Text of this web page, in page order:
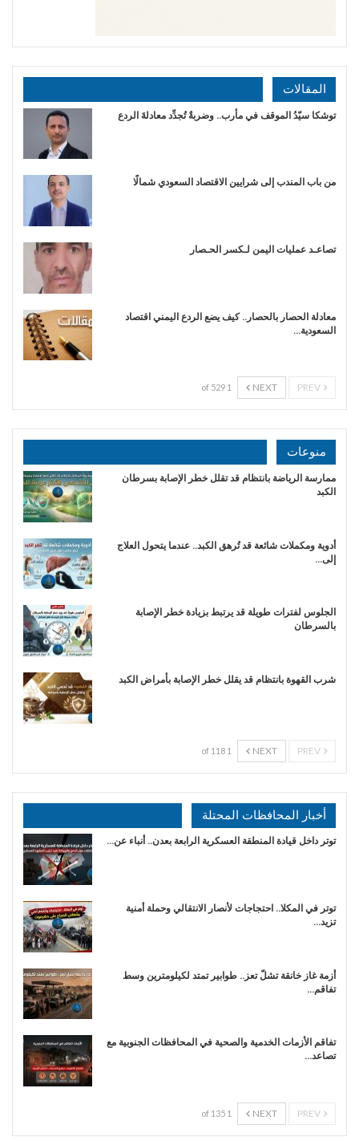
المقالات
توشكا سيّدُ الموقف في مأرب.. وضربةٌ تُجدِّد معادلةَ الردع
من باب المندب إلى شرايين الاقتصاد السعودي شمالًا
تصاعـد عمليات اليمن لـكسر الحـصار
معادلة الحصار بالحصار.. كيف يضع الردع اليمني اقتصاد
السعودية…
NEXT
1 of 529
منوعات
ممارسة الرياضة بانتظام قد تقلل خطر الإصابة بسرطان
الكبد
أدوية ومكملات شائعة قد تُرهق الكبد.. عندما يتحول العلاج
إلى…
الجلوس لفترات طويلة قد يرتبط بزيادة خطر الإصابة
بالسرطان
شرب القهوة بانتظام قد يقلل خطر الإصابة بأمراض الكبد
NEXT
1 of 118
أخبار المحافظات المحتلة
توتر داخل قيادة المنطقة العسكرية الرابعة بعدن.. أنباء عن…
توتر في المكلا.. احتجاجات لأنصار الانتقالي وحملة أمنية
تزيد…
أزمة غاز خانقة تشلّ تعز.. طوابير تمتد لكيلومترين وسط
تفاقم…
تفاقم الأزمات الخدمية والصحية في المحافظات الجنوبية مع
تصاعد…
NEXT
1 of 135